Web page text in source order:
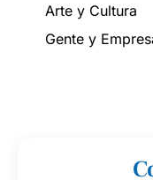
Arte y Cultura
Gente y